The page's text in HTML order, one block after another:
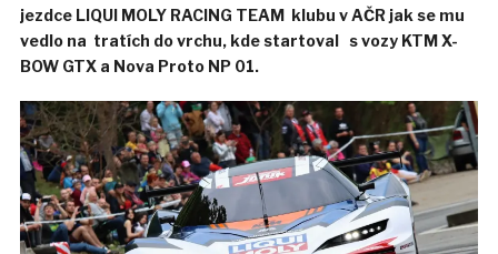
jezdce LIQUI MOLY RACING TEAM klubu v AČR jak se mu
vedlo na tratích do vrchu, kde startoval s vozy KTM X-
BOW GTX a Nova Proto NP 01.